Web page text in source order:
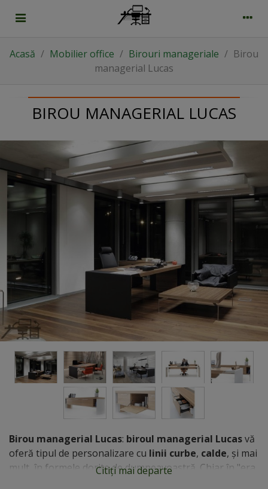
Acasă / Mobilier office / Birouri manageriale / Birou
managerial Lucas
BIROU MANAGERIAL LUCAS
Birou managerial Lucas: biroul managerial Lucasvă
oferă tipul de personalizare cu linii curbe, calde, și mai
mult, în formele dorite de dumneavoastră. Chiar în "era
Citiți mai departe